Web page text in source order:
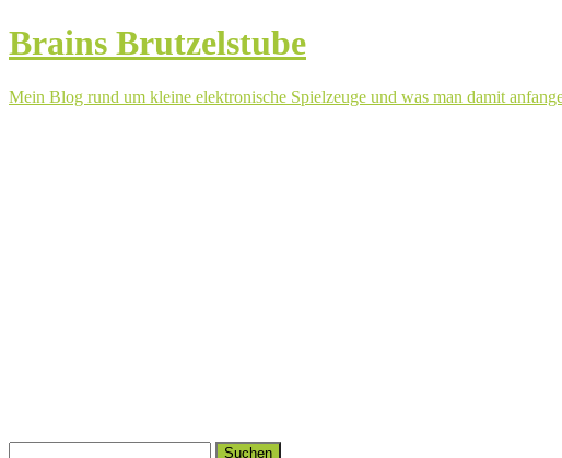
Brains Brutzelstube
Mein Blog rund um kleine elektronische Spielzeuge und was man damit